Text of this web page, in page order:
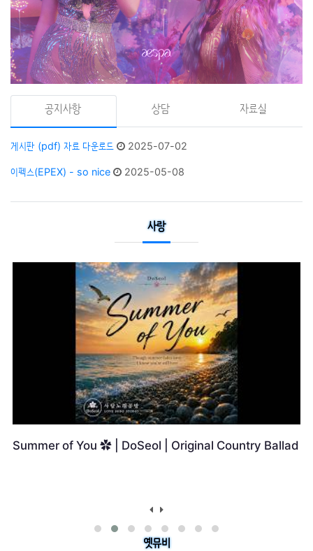
공지사항 상담 자료실
게시판 (pdf) 자료 다운로드 2025-07-02
이펙스(EPEX) - so nice 2025-05-08
사랑
Blondie - The Tide Is High (2025 Naya Remastering
옛뮤비